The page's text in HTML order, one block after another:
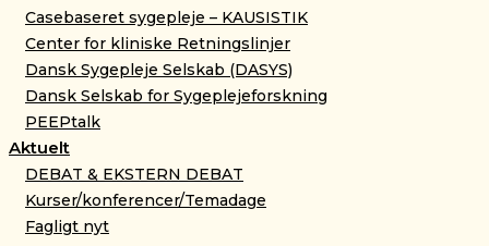
Casebaseret sygepleje – KAUSISTIK
Center for kliniske Retningslinjer
Dansk Sygepleje Selskab (DASYS)
Dansk Selskab for Sygeplejeforskning
PEEPtalk
Aktuelt
DEBAT & EKSTERN DEBAT
Kurser/konferencer/Temadage
Fagligt nyt